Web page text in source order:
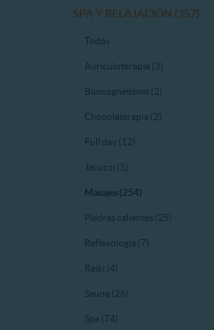
SPA Y RELAJACIÓN (357)
Todos
Auriculoterapia (3)
Biomagnetismo (2)
Chocolaterapia (2)
Full day (12)
Jacuzzi (5)
Masajes (254)
Piedras calientes (25)
Reflexología (7)
Reiki (4)
Sauna (26)
Spa (74)